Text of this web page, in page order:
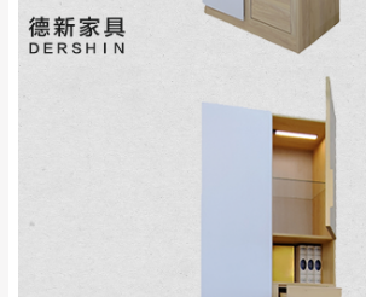
台北市、新北市地區固定每周(三)、
彰化、南投、雲林
雄、屏東、宜蘭、 花蓮、台東、金門、
（可於LINE線上詢問 →
@dershin
公司客服人員，我們將為您更
皆由本站負責，所有退回及換
是全新狀態且完整包裝，床墊
類產品需為未拆封狀態(請保持
包裝、廠商紙及所有附隨文件
性)，若未依照上述方式處理，
由於透過電腦螢幕選購商品，
電腦螢幕的設定色差或解析度